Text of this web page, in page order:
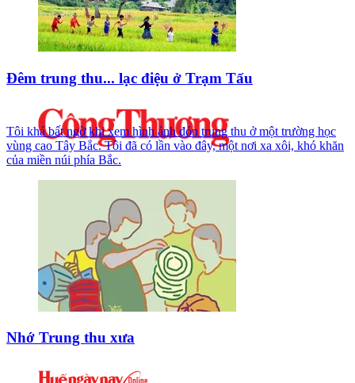
Đêm trung thu... lạc điệu ở Trạm Tấu
Tôi khá bất ngờ khi xem hình ảnh đón trung thu ở một trường học
vùng cao Tây Bắc. Tôi đã có lần vào đây, một nơi xa xôi, khó khăn
của miền núi phía Bắc.
Nhớ Trung thu xưa